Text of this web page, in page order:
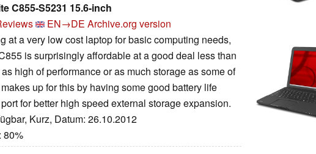
C855-S5231 15.6-inch
EN→DE Archive.org version
at a very low cost laptop for basic computing needs,
is surprisingly affordable at a good deal less than
high of performance or as much storage as some of
up for this by having some good battery life
for better high speed external storage expansion.
Kurz, Datum: 26.10.2012
: 80%